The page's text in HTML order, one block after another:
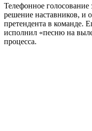
Телефонное голосование
решение наставников, и
претендента в команде.
исполнил «песню на
процесса.